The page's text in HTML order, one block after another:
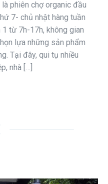
phiên chợ organic đầu
7- chủ nhật hàng tuần
từ 7h-17h, không gian
lựa những sản phẩm
Tại đây, qui tụ nhiều
nhà […]